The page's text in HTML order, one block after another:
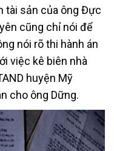
tài sản của ông Đực
cũng chỉ nói để
nói rõ thi hành án
việc kê biên nhà
huyện Mỹ
cho ông Dững.